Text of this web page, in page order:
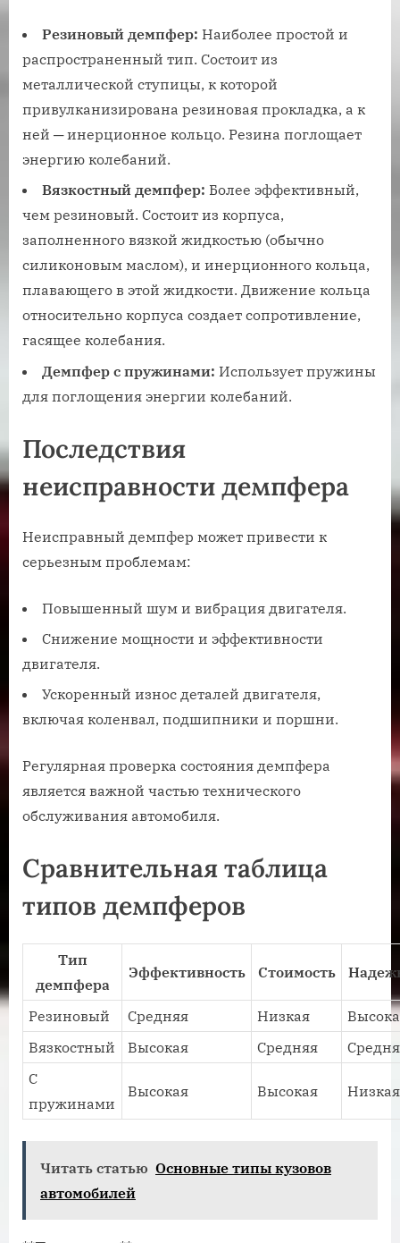
Резиновый демпфер: Наиболее простой и
распространенный тип. Состоит из
металлической ступицы‚ к которой
привулканизирована резиновая прокладка‚ а к
ней ─ инерционное кольцо. Резина поглощает
энергию колебаний.
Вязкостный демпфер: Более эффективный‚
чем резиновый. Состоит из корпуса‚
заполненного вязкой жидкостью (обычно
силиконовым маслом)‚ и инерционного кольца‚
плавающего в этой жидкости. Движение кольца
относительно корпуса создает сопротивление‚
гасящее колебания.
Демпфер с пружинами: Использует пружины
для поглощения энергии колебаний.
Последствия
неисправности демпфера
Неисправный демпфер может привести к
серьезным проблемам:
Повышенный шум и вибрация двигателя.
Снижение мощности и эффективности
двигателя.
Ускоренный износ деталей двигателя‚
включая коленвал‚ подшипники и поршни.
Регулярная проверка состояния демпфера
является важной частью технического
обслуживания автомобиля.
Сравнительная таблица
типов демпферов
Тип
демпфера
Эффективность Стоимость
Резиновый Средняя Низкая
Вязкостный
Высокая Средняя
С
пружинами
Высокая Высокая Низкая
Читать статью Основные типы кузовов
автомобилей